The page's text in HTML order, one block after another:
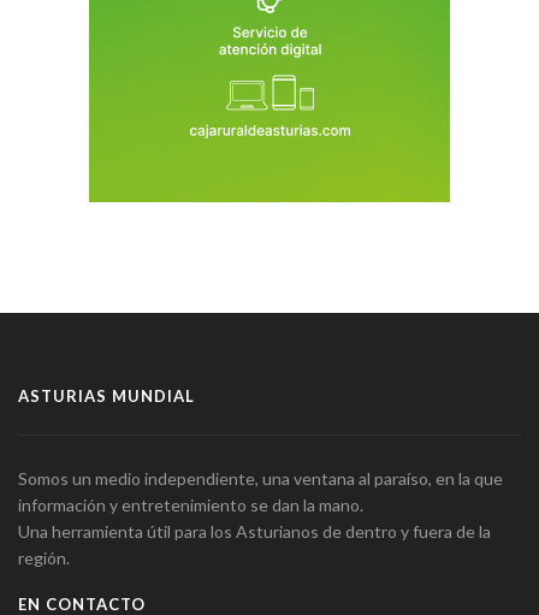
ASTURIAS MUNDIAL
Somos un medio independiente, una ventana al paraíso, en la que
información y entretenimiento se dan la mano.
Una herramienta útil para los Asturianos de dentro y fuera de la
región.
EN CONTACTO